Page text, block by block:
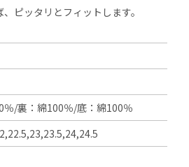
ピッタリとフィットします。
％/裏：綿100％/底：綿100％